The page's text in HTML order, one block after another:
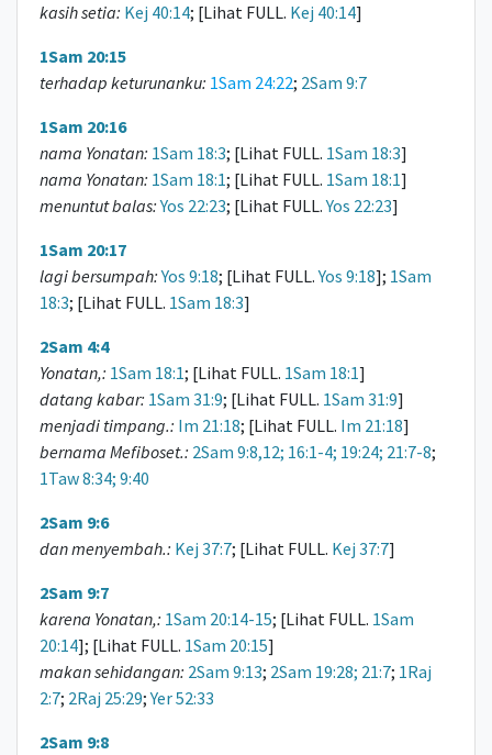
kasih setia: Kej 40:14; [Lihat FULL. Kej 40:14]
1Sam 20:15
terhadap keturunanku: 1Sam 24:22; 2Sam 9:7
1Sam 20:16
nama Yonatan: 1Sam 18:3; [Lihat FULL. 1Sam 18:3]
nama Yonatan: 1Sam 18:1; [Lihat FULL. 1Sam 18:1]
menuntut balas: Yos 22:23; [Lihat FULL.Yos 22:23]
1Sam 20:17
lagi bersumpah: Yos 9:18; [Lihat FULL.Yos 9:18]; 1Sam
18:3; [Lihat FULL. 1Sam 18:3]
2Sam 4:4
Yonatan,: 1Sam 18:1; [Lihat FULL. 1Sam 18:1]
datang kabar: 1Sam 31:9; [Lihat FULL. 1Sam 31:9]
menjadi timpang.: Im 21:18; [Lihat FULL. Im 21:18]
bernama Mefiboset.: 2Sam 9:8,12; 16:1-4; 19:24; 21:7-8;
1Taw 8:34; 9:40
2Sam 9:6
dan menyembah.: Kej 37:7; [Lihat FULL. Kej 37:7]
2Sam 9:7
karena Yonatan,: 1Sam 20:14-15; [Lihat FULL. 1Sam
20:14]; [Lihat FULL. 1Sam 20:15]
makan sehidangan: 2Sam 9:13; 2Sam 19:28; 21:7; 1Raj
2:7; 2Raj 25:29;Yer 52:33
2Sam 9:8